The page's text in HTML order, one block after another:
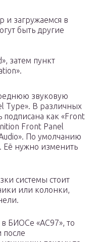
и загружаемся в
быть другие
затем пункт
звуковую
Type». В различных
как «Front
Front Panel
По умолчанию
Её нужно изменить
системы стоит
или колонки,
БИОСе «AC97», то
после